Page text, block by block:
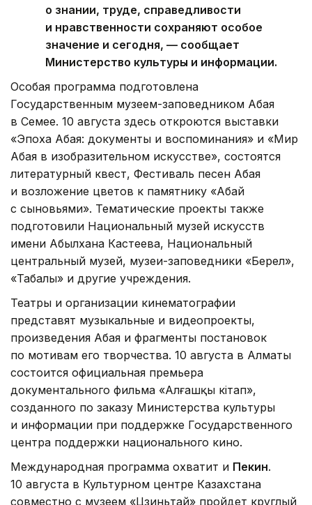
о знании, труде, справедливости
и нравственности сохраняют особое
значение и сегодня, — сообщает
Министерство культуры и информации.
Особая программа подготовлена
Государственным музеем-заповедником Абая
в Семее. 10 августа здесь откроются выставки
«Эпоха Абая: документы и воспоминания» и «Мир
Абая в изобразительном искусстве», состоятся
литературный квест, Фестиваль песен Абая
и возложение цветов к памятнику «Абай
с сыновьями». Тематические проекты также
подготовили Национальный музей искусств
имени Абылхана Кастеева, Национальный
центральный музей, музеи-заповедники «Берел»,
«Таңбалы» и другие учреждения.
Театры и организации кинематографии
представят музыкальные и видеопроекты,
произведения Абая и фрагменты постановок
по мотивам его творчества. 10 августа в Алматы
состоится официальная премьера
документального фильма «Алғашқы кітап»,
созданного по заказу Министерства культуры
и информации при поддержке Государственного
центра поддержки национального кино.
Международная программа охватит и Пекин.
10 августа в Культурном центре Казахстана
совместно с музеем «Цзиньтай» пройдет круглый